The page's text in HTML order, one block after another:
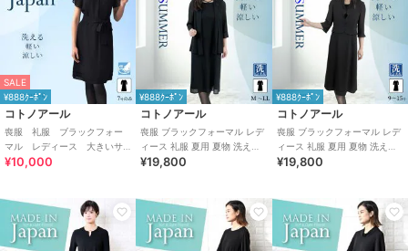
SALE
¥888ｸｰﾎﾟﾝ
コトノアール
喪服 礼服 ブラックフォー
マル レディース 大きいサ
イズ 夏 夏用 日本製
¥10,000
¥888ｸｰﾎﾟﾝ
コトノアール
喪服 ブラックフォーマル レデ
ィース 礼服 夏用 夏物 洗える
ワンピース（63003）
¥19,800
¥888ｸｰﾎﾟﾝ
コトノアール
喪服 ブラックフォーマル レデ
ィース 礼服 夏用 夏物 洗える
ワンピース （63004）
¥19,800